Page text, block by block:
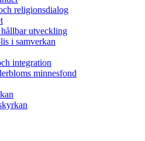
religionsdialog
utveckling
i samverkan
integration
minnesfond